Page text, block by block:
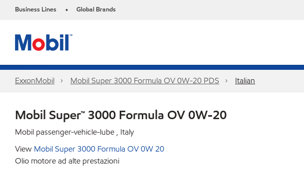
Business Lines • Global Brands
ExxonMobil Mobil Super 3000 Formula OV 0W-20 PDS Italian
Mobil Super™ 3000 Formula OV 0W-20
Mobil passenger-vehicle-lube , Italy
View Mobil Super 3000 Formula OV 0W 20
Olio motore ad alte prestazioni